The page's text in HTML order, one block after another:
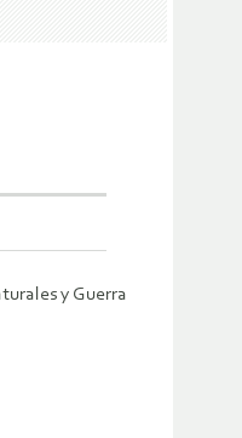
y Guerra